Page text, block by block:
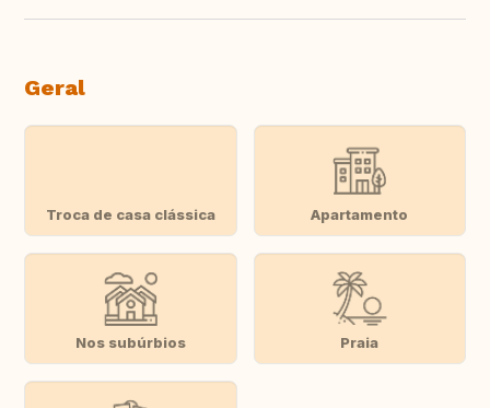
Geral
Troca de casa clássica Apartamento
Nos subúrbios Praia